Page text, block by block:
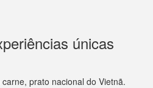
únicas
prato nacional do Vietnã.